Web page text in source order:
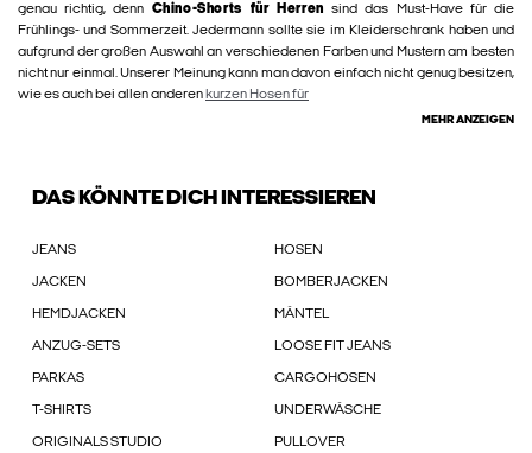
genau richtig, denn Chino-Shorts für Herren sind das Must-Have für die
Frühlings- und Sommerzeit. Jedermann sollte sie im Kleiderschrank haben und
aufgrund der großen Auswahl an verschiedenen Farben und Mustern am besten
nicht nur einmal. Unserer Meinung kann man davon einfach nicht genug besitzen,
wie es auch bei allen anderen kurzen Hosen für
MEHR ANZEIGEN
DAS KÖNNTE DICH INTERESSIEREN
JEANS HOSEN
JACKEN BOMBERJACKEN
HEMDJACKEN MÄNTEL
ANZUG-SETS LOOSE FIT JEANS
PARKAS CARGOHOSEN
T-SHIRTS UNDERWÄSCHE
ORIGINALS STUDIO PULLOVER